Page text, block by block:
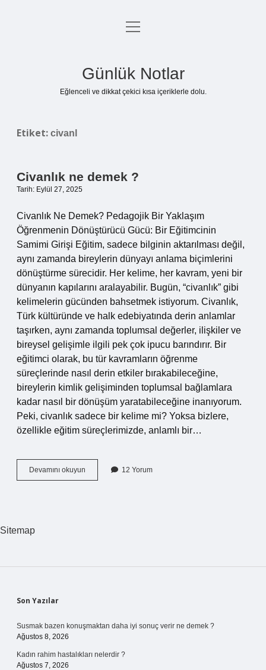
Anasayfa
menüyü
Günlük Notlar
Eğlenceli ve dikkat çekici kısa içeriklerle dolu.
Etiket: civanl
Civanlık ne demek ?
Tarih: Eylül 27, 2025
Civanlık Ne Demek? Pedagojik Bir Yaklaşım
Öğrenmenin Dönüştürücü Gücü: Bir Eğitimcinin
Samimi Girişi Eğitim, sadece bilginin aktarılması değil,
aynı zamanda bireylerin dünyayı anlama biçimlerini
dönüştürme sürecidir. Her kelime, her kavram, yeni bir
dünyanın kapılarını aralayabilir. Bugün, “civanlık” gibi
kelimelerin gücünden bahsetmek istiyorum. Civanlık,
Türk kültüründe ve halk edebiyatında derin anlamlar
taşırken, aynı zamanda toplumsal değerler, ilişkiler ve
bireysel gelişimle ilgili pek çok ipucu barındırır. Bir
eğitimci olarak, bu tür kavramların öğrenme
süreçlerinde nasıl derin etkiler bırakabileceğine,
bireylerin kimlik gelişiminden toplumsal bağlamlara
kadar nasıl bir dönüşüm yaratabileceğine inanıyorum.
Peki, civanlık sadece bir kelime mi? Yoksa bizlere,
özellikle eğitim süreçlerimizde, anlamlı bir…
Devamını okuyun
ne
12 Yorum
Sitemap
Sidebar
Son Yazılar
Susmak bazen konuşmaktan daha iyi sonuç verir ne demek ?
Ağustos 8, 2026
Kadın rahim hastalıkları nelerdir ?
Ağustos 7, 2026